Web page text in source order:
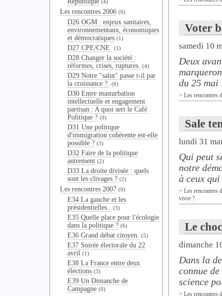
(4)
Les rencontres 2006 (0)
D26 OGM : enjeux sanitaires,
environnementaux, économiques
et démocratiques (1)
D27 CPE/CNE (1)
D28 Changer la société :
réformes, crises, ruptures. (4)
D29 Notre "salut" passe t-il par
la croissance ?. (6)
D30 Entre masturbation
intellectuelle et engagement
partisan : A quoi sert le Café
Politique ? (0)
D31 Une politique
d'immigration cohérente est-elle
possible ? (3)
D32 Faire de la politique
autrement (2)
D33 La droite divisée : quels
sont les clivages ? (2)
Les rencontres 2007 (0)
E34 La gauche et les
présidentielles.. (3)
E35 Quelle place pour l'écologie
dans la politique ? (6)
E36 Grand débat citoyen. (5)
E37 Soirée électorale du 22
avril (1)
E38 La France entre deux
élections (3)
E39 Un Dimanche de
Campagne (0)
Voter
samedi 10
Deux
du 25 mai
> Les rencontres
Sale
lundi 31
Qui peut
notre
à ceux
> Les rencontres
vivre ?
Le
dimanche
Dans la
connue
science
> Les rencontres